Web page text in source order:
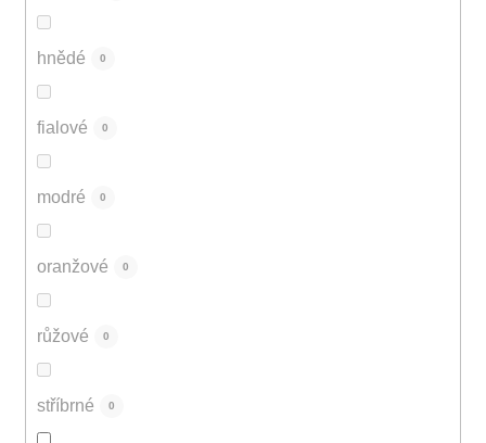
hnědé 0
fialové 0
modré 0
oranžové 0
růžové 0
stříbrné 0